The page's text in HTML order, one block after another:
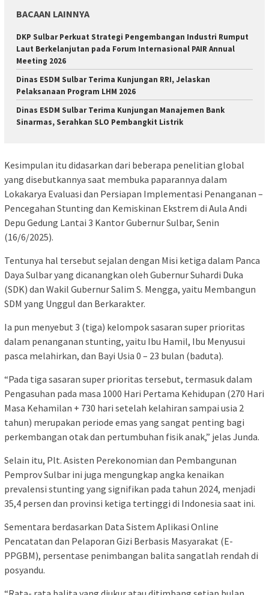
BACAAN LAINNYA
DKP Sulbar Perkuat Strategi Pengembangan Industri Rumput
Laut Berkelanjutan pada Forum Internasional PAIR Annual
Meeting 2026
Dinas ESDM Sulbar Terima Kunjungan RRI, Jelaskan
Pelaksanaan Program LHM 2026
Dinas ESDM Sulbar Terima Kunjungan Manajemen Bank
Sinarmas, Serahkan SLO Pembangkit Listrik
Kesimpulan itu didasarkan dari beberapa penelitian global
yang disebutkannya saat membuka paparannya dalam
Lokakarya Evaluasi dan Persiapan Implementasi Penanganan –
Pencegahan Stunting dan Kemiskinan Ekstrem di Aula Andi
Depu Gedung Lantai 3 Kantor Gubernur Sulbar, Senin
(16/6/2025).
Tentunya hal tersebut sejalan dengan Misi ketiga dalam Panca
Daya Sulbar yang dicanangkan oleh Gubernur Suhardi Duka
(SDK) dan Wakil Gubernur Salim S. Mengga, yaitu Membangun
SDM yang Unggul dan Berkarakter.
Ia pun menyebut 3 (tiga) kelompok sasaran super prioritas
dalam penanganan stunting, yaitu Ibu Hamil, Ibu Menyusui
pasca melahirkan, dan Bayi Usia 0 – 23 bulan (baduta).
“Pada tiga sasaran super prioritas tersebut, termasuk dalam
Pengasuhan pada masa 1000 Hari Pertama Kehidupan (270 Hari
Masa Kehamilan + 730 hari setelah kelahiran sampai usia 2
tahun) merupakan periode emas yang sangat penting bagi
perkembangan otak dan pertumbuhan fisik anak,” jelas Junda.
Selain itu, Plt. Asisten Perekonomian dan Pembangunan
Pemprov Sulbar ini juga mengungkap angka kenaikan
prevalensi stunting yang signifikan pada tahun 2024, menjadi
35,4 persen dan provinsi ketiga tertinggi di Indonesia saat ini.
Sementara berdasarkan Data Sistem Aplikasi Online
Pencatatan dan Pelaporan Gizi Berbasis Masyarakat (E-
PPGBM), persentase penimbangan balita sangatlah rendah di
posyandu.